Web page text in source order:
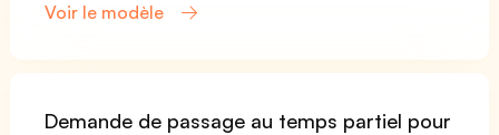
Voir le modèle
Demande de passage au temps partiel pour